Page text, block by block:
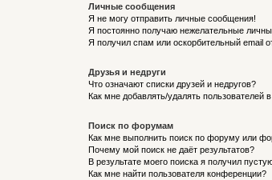
Личные сообщения
Я не могу отправить личные сообщения!
Я постоянно получаю нежелательные
Я получил спам или оскорбительный email
Друзья и недруги
Что означают списки друзей и недругов?
Как мне добавлять/удалять пользователей
Поиск по форумам
Как мне выполнить поиск по форуму или
Почему мой поиск не даёт результатов?
В результате моего поиска я получил
Как мне найти пользователя конференции?